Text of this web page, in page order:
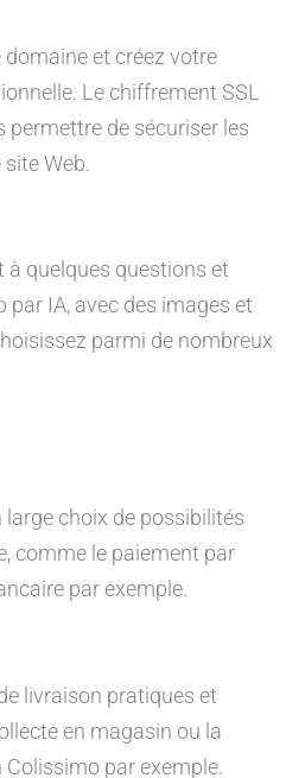
et créez votre
Le chiffrement SSL
permettre de sécuriser les
Web.
à quelques questions et
par IA, avec des images et
parmi de nombreux
choix de possibilités
comme le paiement par
par exemple.
livraison pratiques et
en magasin ou la
par exemple.